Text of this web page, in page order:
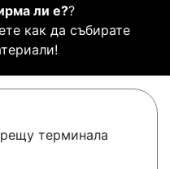
ли е??
как да събирате
терминала